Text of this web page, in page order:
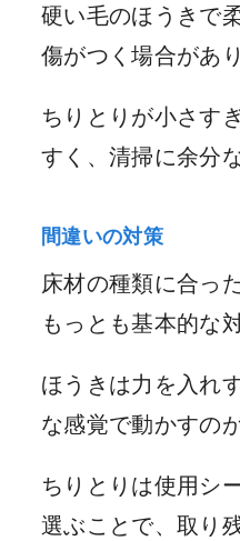
硬い毛のほうきで
傷がつく場合があ
ちりとりが小さす
すく、清掃に余分
間違いの対策
床材の種類に合っ
もっとも基本的な
ほうきは力を入れ
な感覚で動かすの
ちりとりは使用シ
選ぶことで、取り